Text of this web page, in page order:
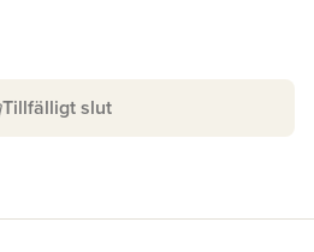
Tillfälligt slut